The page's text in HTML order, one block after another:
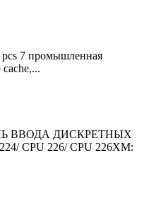
pcs 7 промышленная
ВВОДА ДИСКРЕТНЫХ
CPU 226/ CPU 226XM: